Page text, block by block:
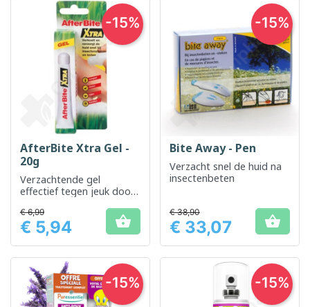
AfterBite Xtra Gel -
20g
Verzachtende gel
effectief tegen jeuk door
Prijs
€ 6,99
€ 5,94 
-15%
Bite Away - Pen
Verzacht snel de huid na
insectenbeten
Prijs
€ 38,90
€ 33,07 
-15%
-15% -15%